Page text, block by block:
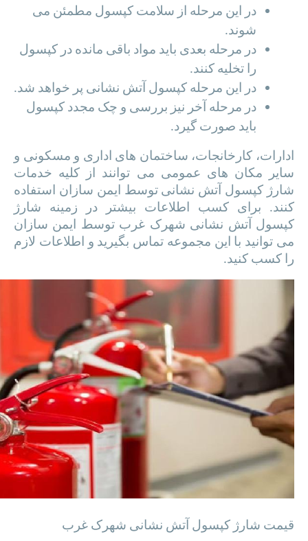
در این مرحله از سلامت کپسول مطمئن می
شوند.
در مرحله بعدی باید مواد باقی مانده در کپسول
را تخلیه کنند.
در این مرحله کپسول آتش نشانی پر خواهد شد.
در مرحله آخر نیز بررسی و چک مجدد کپسول
باید صورت گیرد.
ادارات، کارخانجات، ساختمان های اداری و مسکونی و
سایر مکان های عمومی می توانند از کلیه خدمات
شارژ کپسول آتش نشانی توسط ایمن سازان استفاده
کنند. برای کسب اطلاعات بیشتر در زمینه شارژ
کپسول آتش نشانی شهرک غرب توسط ایمن سازان
می توانید با این مجموعه تماس بگیرید و اطلاعات لازم
را کسب کنید.
قیمت شارژ کپسول آتش نشانی شهرک غرب